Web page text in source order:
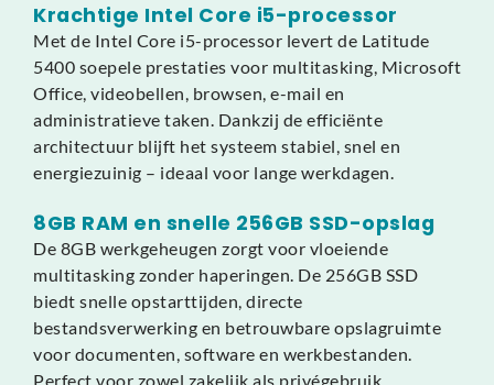
Krachtige Intel Core i5-processor
Met de Intel Core i5-processor levert de Latitude
5400 soepele prestaties voor multitasking, Microsoft
Office, videobellen, browsen, e-mail en
administratieve taken. Dankzij de efficiënte
architectuur blijft het systeem stabiel, snel en
energiezuinig – ideaal voor lange werkdagen.
8GB RAM en snelle 256GB SSD-opslag
De 8GB werkgeheugen zorgt voor vloeiende
multitasking zonder haperingen. De 256GB SSD
biedt snelle opstarttijden, directe
bestandsverwerking en betrouwbare opslagruimte
voor documenten, software en werkbestanden.
Perfect voor zowel zakelijk als privégebruik.